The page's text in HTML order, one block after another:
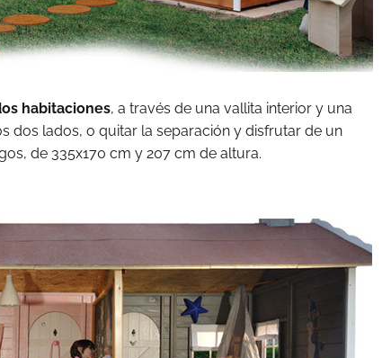
habitaciones, a través de una vallita interior y una
dos lados, o quitar la separación y disfrutar de un
de 335x170 cm y 207 cm de altura.